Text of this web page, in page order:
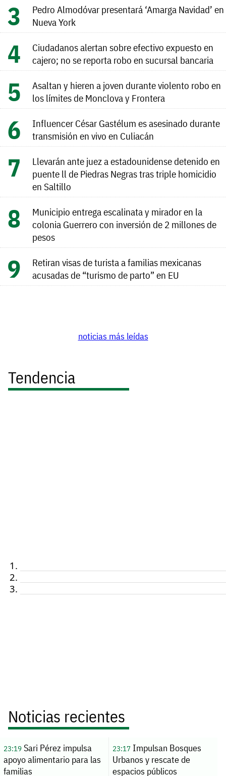
Pedro Almodóvar presentará ‘Amarga Navidad’ en
Nueva York
Ciudadanos alertan sobre efectivo expuesto en
cajero; no se reporta robo en sucursal bancaria
Asaltan y hieren a joven durante violento robo en
los límites de Monclova y Frontera
Influencer César Gastélum es asesinado durante
transmisión en vivo en Culiacán
Llevarán ante juez a estadounidense detenido en
puente ll de Piedras Negras tras triple homicidio
en Saltillo
Municipio entrega escalinata y mirador en la
colonia Guerrero con inversión de 2 millones de
pesos
Retiran visas de turista a familias mexicanas
acusadas de “turismo de parto” en EU
noticias más leídas
Tendencia
Noticias recientes
23:19Sari Pérez impulsa
apoyo alimentario para las
familias
23:17Impulsan Bosques
Urbanos y rescate de
espacios públicos